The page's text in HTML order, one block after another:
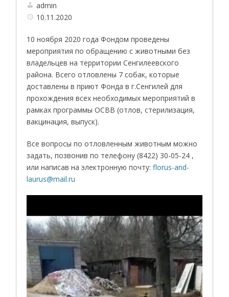
admin
10.11.2020
10 ноября 2020 года Фондом проведены
мероприятия по обращению с животными без
владельцев на территории Сенгилеевского
района. Всего отловлены 7 собак, которые
доставлены в приют Фонда в г.Сенгилей для
прохождения всех необходимых мероприятий в
рамках программы ОСВВ (отлов, стерилизация,
вакцинация, выпуск).
Все вопросы по отловленным животным можно
задать, позвонив по телефону (8422) 30-05-24 ,
или написав на электронную почту:florus-and-
laurus@mail.ru